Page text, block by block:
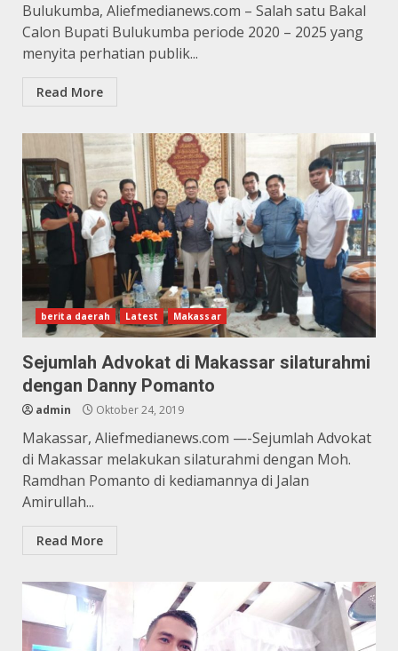
Bulukumba, Aliefmedianews.com – Salah satu Bakal
Calon Bupati Bulukumba periode 2020 – 2025 yang
menyita perhatian publik...
Read More
berita daerah Latest Makassar
Sejumlah Advokat di Makassar silaturahmi
dengan Danny Pomanto
admin Oktober 24, 2019
Makassar, Aliefmedianews.com —-Sejumlah Advokat
di Makassar melakukan silaturahmi dengan Moh.
Ramdhan Pomanto di kediamannya di Jalan
Amirullah...
Read More